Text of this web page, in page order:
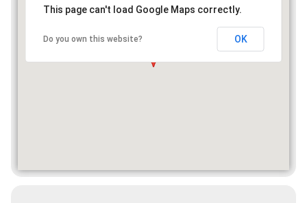
This page can't load Google Maps correctly.
Do you own this website? OK